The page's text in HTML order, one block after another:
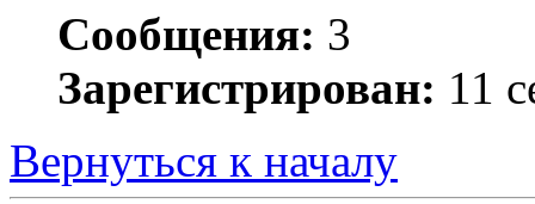
Сообщения: 3
Зарегистрирован: 11
Вернуться к началу